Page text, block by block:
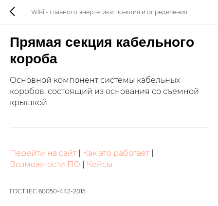
WiKi - главного энергетика: понятия и определения
Прямая секция кабельного
короба
Основной компонент системы кабельных
коробов, состоящий из основания со съемной
крышкой.
Перейти на сайт| Как это работает|
Возможности ПО
Кейсы
ГОСТ IEC 60050-442-2015